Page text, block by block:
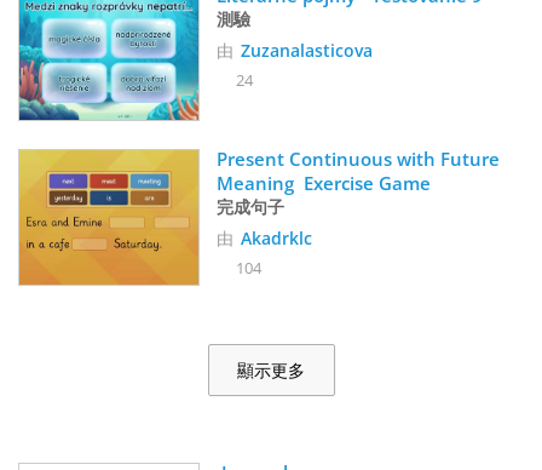
測驗
由 Zuzanalasticova
24
Present Continuous with Future
Meaning  Exercise Game
完成句子
由 Akadrklc
104
顯示更多